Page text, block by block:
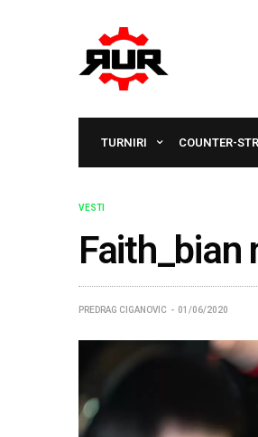
TURNIRI COUNTER-
VESTI
Faith_bian
PREDRAG CIGANOVIC 01/06/2020